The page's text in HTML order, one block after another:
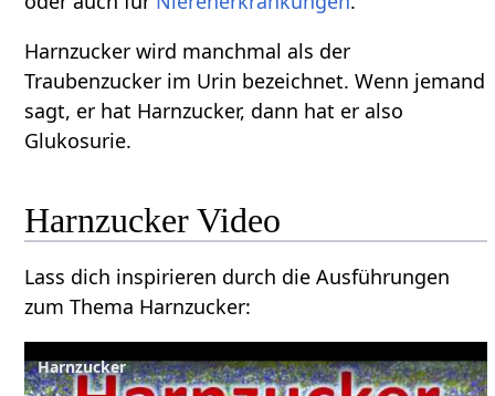
Harnzucker wird manchmal als der
Traubenzucker im Urin bezeichnet. Wenn jemand
sagt, er hat Harnzucker, dann hat er also
Glukosurie.
Harnzucker Video
Lass dich inspirieren durch die Ausführungen
zum Thema Harnzucker:
Harnzucker